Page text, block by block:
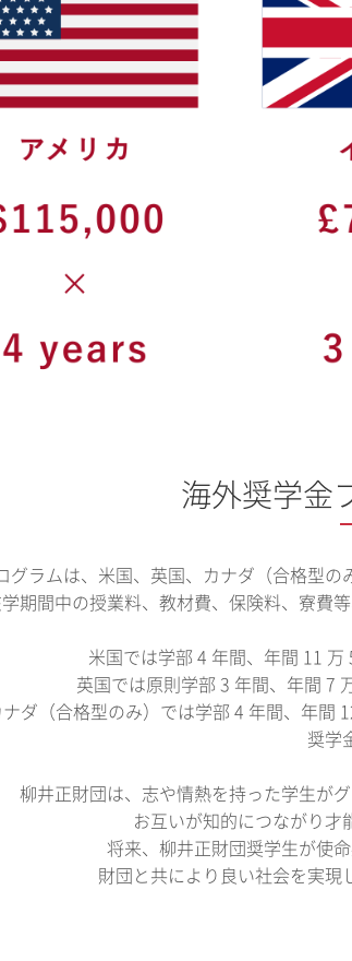
海外奨学金
グラムは、米国、英国、カナダ（合格型
期間中の授業料、教材費、保険料、寮費
米国では学部 4 年間、年間 11 万
英国では原則学部 3 年間、年間 7
ナダ（合格型のみ）では学部 4 年間、年間
奨学
柳井正財団は、志や情熱を持った学生が
お互いが知的につながり才
将来、柳井正財団奨学生が使
財団と共により良い社会を実現